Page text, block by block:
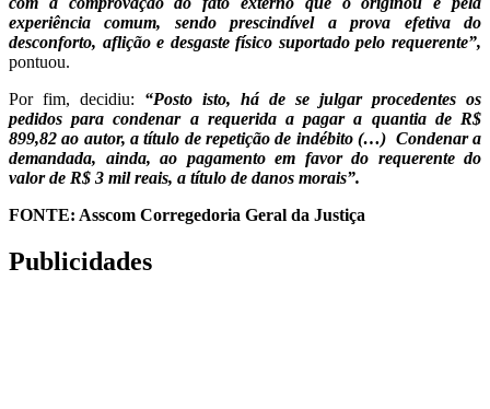
experiência comum, sendo prescindível a prova efetiva do
desconforto, aflição e desgaste físico suportado pelo requerente”,
pontuou.
Por fim, decidiu: “Posto isto, há de se julgar procedentes os
pedidos para condenar a requerida a pagar a quantia de R$
899,82 ao autor, a título de repetição de indébito (…) Condenar a
demandada, ainda, ao pagamento em favor do requerente do
valor de R$ 3 mil reais, a título de danos morais”.
FONTE: Asscom Corregedoria Geral da Justiça
Publicidades